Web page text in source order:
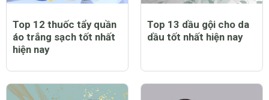
Top 12 thuốc tẩy quần
áo trắng sạch tốt nhất
hiện nay
Top 13 dầu gội cho da
dầu tốt nhất hiện nay